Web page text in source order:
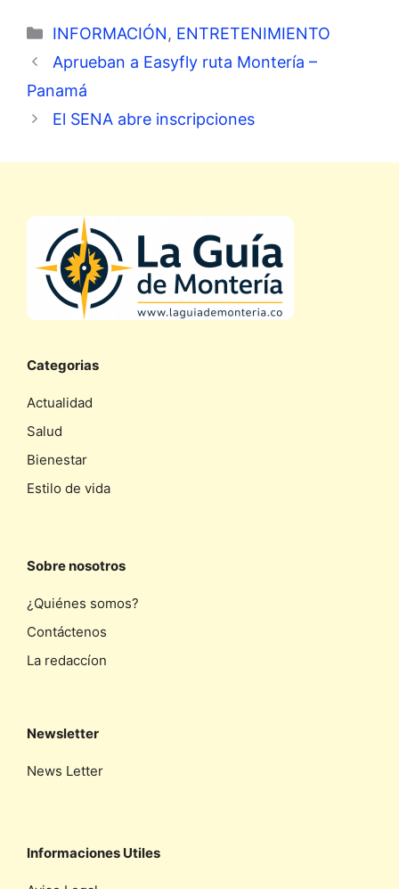
Categorías
INFORMACIÓN, ENTRETENIMIENTO
Aprueban a Easyfly ruta Montería –
Panamá
El SENA abre inscripciones
Categorias
Actualidad
Salud
Bienestar
Estilo de vida
Sobre nosotros
¿Quiénes somos?
Contáctenos
La redaccíon
Newsletter
News Letter
Informaciones Utiles